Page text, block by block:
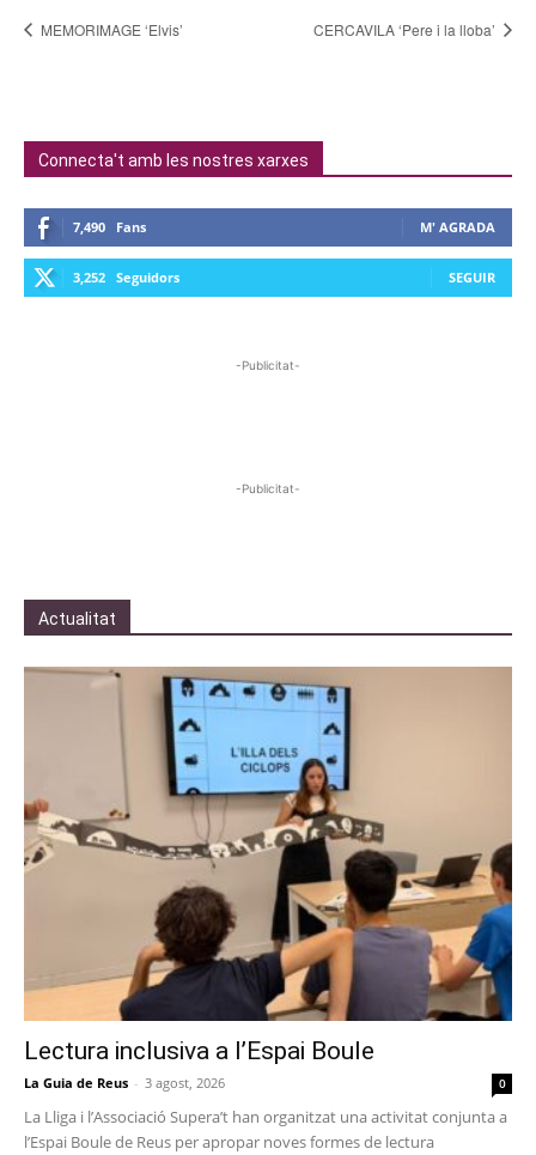
MEMORIMAGE ‘Elvis’ CERCAVILA ‘Pere i la lloba’
Connecta't amb les nostres xarxes
7,490 Fans M' AGRADA
3,252 Seguidors SEGUIR
-Publicitat-
-Publicitat-
Actualitat
Lectura inclusiva a l’Espai Boule
La Guia de Reus - 3 agost, 2026 0
La Lliga i l’Associació Supera’t han organitzat una activitat conjunta a
l’Espai Boule de Reus per apropar noves formes de lectura